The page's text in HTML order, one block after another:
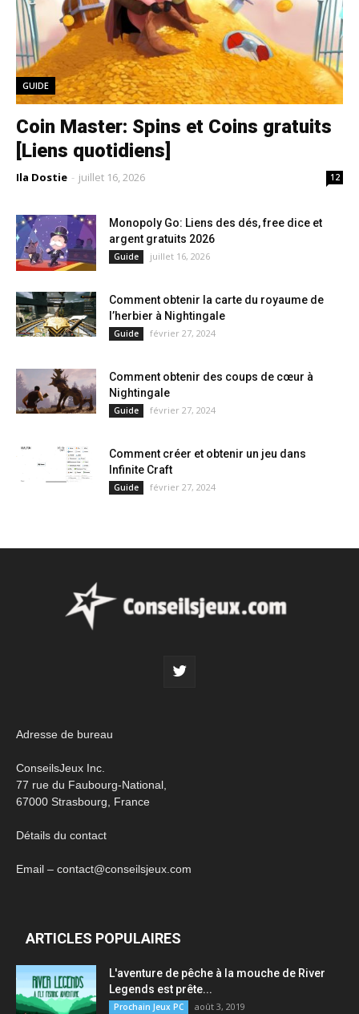
GUIDE
Coin Master: Spins et Coins gratuits
[Liens quotidiens]
Ila Dostie - juillet 16, 2026 12
Monopoly Go: Liens des dés, free dice et
argent gratuits 2026
Guide juillet 16, 2026
Comment obtenir la carte du royaume de
l’herbier à Nightingale
Guide février 27, 2024
Comment obtenir des coups de cœur à
Nightingale
Guide février 27, 2024
Comment créer et obtenir un jeu dans
Infinite Craft
Guide février 27, 2024
Adresse de bureau
ConseilsJeux Inc.
77 rue du Faubourg-National,
67000 Strasbourg, France
Détails du contact
Email – contact@conseilsjeux.com
ARTICLES POPULAIRES
L'aventure de pêche à la mouche de River
Legends est prête...
Prochain Jeux PC août 3, 2019